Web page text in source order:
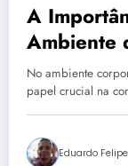
A
Ambiente
No ambiente
papel crucial na
Eduardo Felipe